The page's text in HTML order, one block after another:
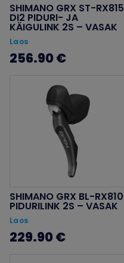
SHIMANO GRX ST-RX815
DI2 PIDURI- JA
KÄIGULINK 2S – VASAK
Laos
256.90 €
SHIMANO GRX BL-RX810
PIDURILINK 2S – VASAK
Laos
229.90 €